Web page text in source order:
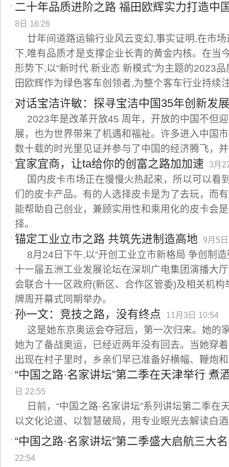
二十年品质进阶之路 福田欧辉实力打造中
8日 16:26
廿年间道路运输行业风云变幻,事实证明,在市
下,唯有品质才是支撑企业长青的黄金内核。在当
形势下,以“新时代 新业态 新模式”为主题的2023
田欧辉作为绿色客车创领者,为整个客车行业持续
对话宝洁许敏：探寻宝洁中国35年创新发
2023年是改革开放45 周年，开放的中国不但
展，也为世界带来了机遇和福祉。许多进入中国
数十载的时光里见证并参与了中国的经济腾飞，
宜家宜商，让ta给你的创富之路加加速 3月
国内皮卡市场正在慢慢火热起来，所以可以看
们的皮卡产品。有的人选择皮卡是为了去玩，而
能帮助自己创业，兼顾实用性和乘用化的皮卡会
择。
锚定工业立市之路 共筑先进制造高地 9月5
8月24日下午,以“开创工业立市新格局 争创制
十一届五洲工业发展论坛在深圳广电集团演播大
会联合十一区政府(新区、合作区管委)及相关机
牌周开幕式同期举办。
孙一文：竞技之路，没有终点 11月3日 10:54
这是她东京奥运会夺冠后，第一次归来。她的
她为了备战奥运，已经近两年没有回去。当她穿
出现在村子里时，乡亲们早已准备好横幅、鞭炮
“中国之路·名家讲坛”第二季在天津举行 煮
日 22:55
日前，“中国之路·名家讲坛”系列讲坛第二季在
以文化论道、以智慧破局，用专业眼光去解读白
“中国之路·名家讲坛”第二季盛大启航三大
22:54